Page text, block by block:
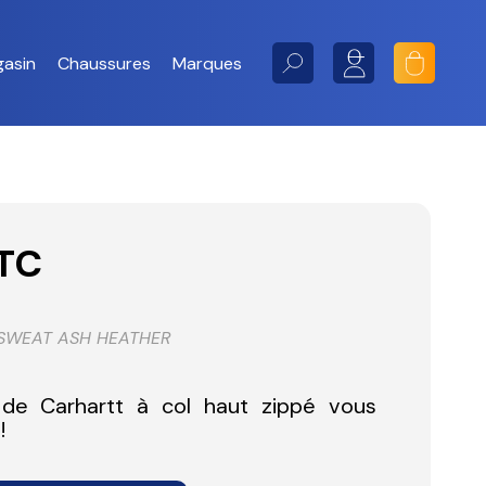
Chaussures Marques
Toggle
ASH HEATHER
Carhartt à col haut zippé vous